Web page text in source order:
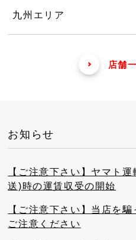
九州エリア
店舗
お知らせ
【ご注意下さい】ヤマト
送)時の運賃収受の開始
【ご注意下さい】当店を
ご注意ください